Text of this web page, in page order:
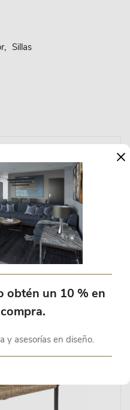
, Sillas
con un diseño original,
poly-cordón de 6 mm,
×
obtén un 10 % en
y asesorías en diseño.